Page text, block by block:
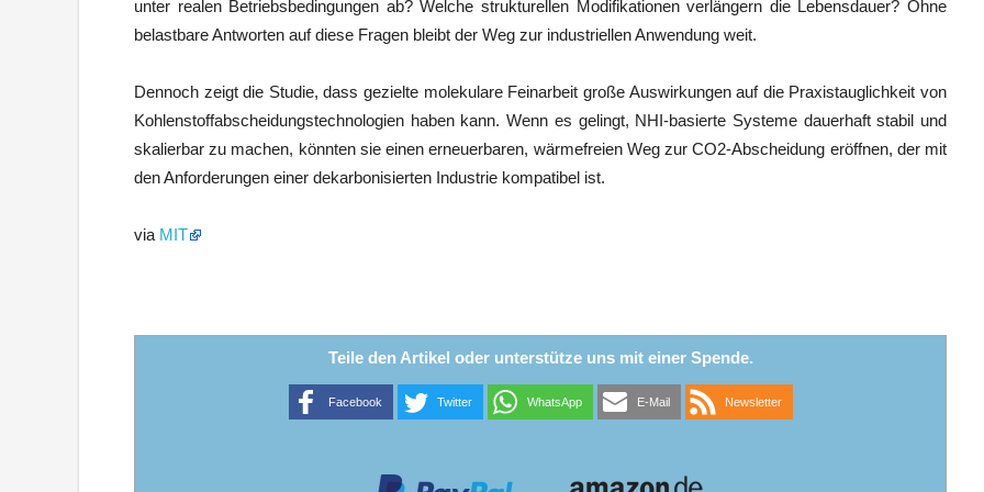
unter realen Betriebsbedingungen ab? Welche strukturellen Modifikationen verlängern die Lebensdauer? Ohne
belastbare Antworten auf diese Fragen bleibt der Weg zur industriellen Anwendung weit.
Dennoch zeigt die Studie, dass gezielte molekulare Feinarbeit große Auswirkungen auf die Praxistauglichkeit von
Kohlenstoffabscheidungstechnologien haben kann. Wenn es gelingt, NHI-basierte Systeme dauerhaft stabil und
skalierbar zu machen, könnten sie einen erneuerbaren, wärmefreien Weg zur CO2-Abscheidung eröffnen, der mit
den Anforderungen einer dekarbonisierten Industrie kompatibel ist.
via MIT
Teile den Artikel oder unterstütze uns mit einer Spende.
Facebook Twitter WhatsApp E-Mail Newsletter